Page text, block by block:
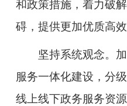
和政策措施，着力破
碍，提供更加优质高效
坚持系统观念。
服务一体化建设，分
线上线下政务服务资